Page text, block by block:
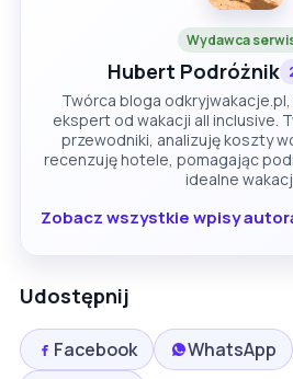
Wydawca
Hubert Podróżnik
Twórca bloga
ekspert od wakacji all inclusive.
przewodniki, analizuję koszty
recenzuję hotele, pomagając
idealne
Zobacz wszystkie wpisy
Udostępnij
Facebook WhatsApp